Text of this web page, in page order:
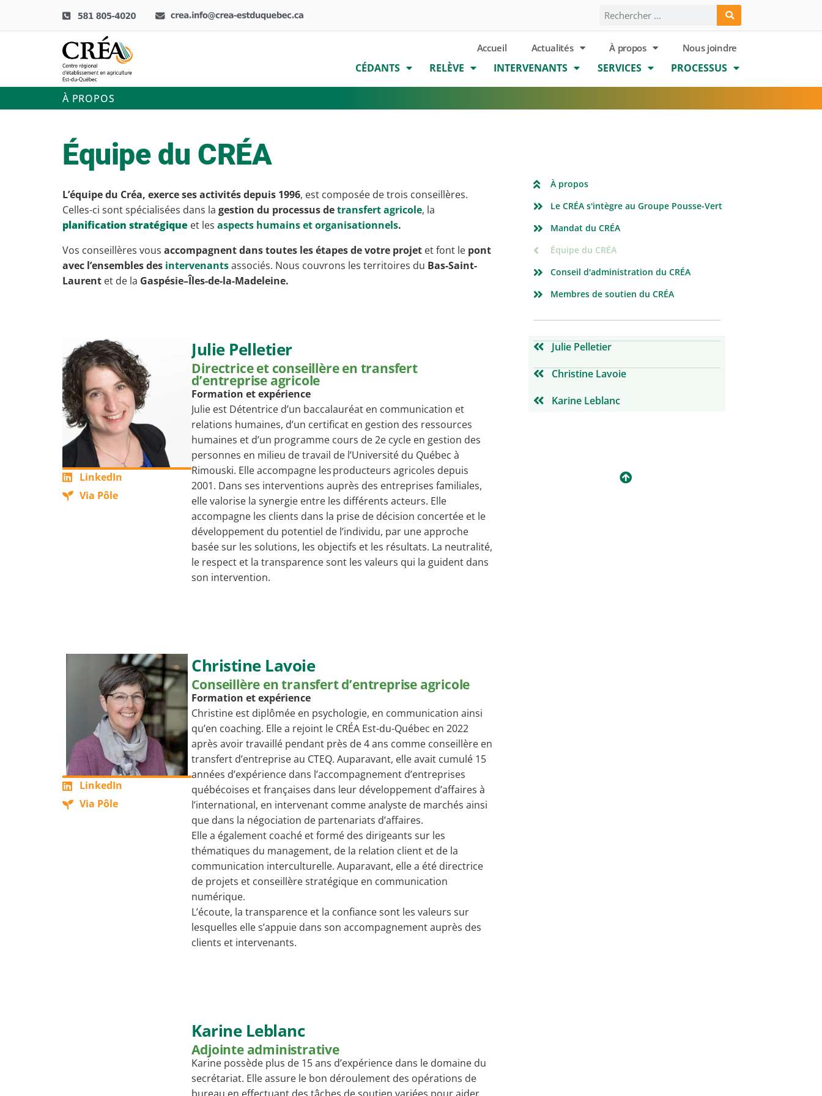
Accueil Actualités À propos Nous joindre
CÉDANTS RELÈVE INTERVENANTS SERVICES PROCESSUS
À PROPOS
Équipe du CRÉA
L’équipe du Créa, exerce ses activités depuis 1996, est composée de trois conseillères.
Celles-ci sont spécialisées dans la gestion du processus detransfert agricole, la
planification stratégique et les aspects humains et organisationnels.
Vos conseillères vous accompagnent dans toutes les étapes de votre projet et font le pont
avec l’ensembles des intervenantsassociés. Nous couvrons les territoires du Bas-Saint-
Laurent et de la Gaspésie–Îles-de-la-Madeleine.
Julie Pelletier
Directrice et conseillère en transfert
d’entreprise agricole
Formation et expérience
Julie est Détentrice d’un baccalauréat en communication et
relations humaines, d’un certificat en gestion des ressources
humaines et d’un programme cours de 2e cycle en gestion des
personnes en milieu de travail de l’Université du Québec à
Rimouski. Elle accompagne les producteurs agricoles depuis
2001. Dans ses interventions auprès des entreprises familiales,
elle valorise la synergie entre les différents acteurs. Elle
accompagne les clients dans la prise de décision concertée et le
développement du potentiel de l’individu, par une approche
basée sur les solutions, les objectifs et les résultats. La neutralité,
le respect et la transparence sont les valeurs qui la guident dans
son intervention.
LinkedIn
Via Pôle
Christine Lavoie
Conseillère en transfert d’entreprise agricole
Formation et expérience
Christine est diplômée en psychologie, en communication ainsi
qu’en coaching. Elle a rejoint le CRÉA Est-du-Québec en 2022
après avoir travaillé pendant près de 4 ans comme conseillère en
transfert d’entreprise au CTEQ. Auparavant, elle avait cumulé 15
années d’expérience dans l’accompagnement d’entreprises
québécoises et françaises dans leur développement d’affaires à
l’international, en intervenant comme analyste de marchés ainsi
que dans la négociation de partenariats d’affaires.
Elle a également coaché et formé des dirigeants sur les
thématiques du management, de la relation client et de la
communication interculturelle. Auparavant, elle a été directrice
de projets et conseillère stratégique en communication
numérique.
L’écoute, la transparence et la confiance sont les valeurs sur
lesquelles elle s’appuie dans son accompagnement auprès des
clients et intervenants.
LinkedIn
Via Pôle
Karine Leblanc
Adjointe administrative
Karine possède plus de 15 ans d’expérience dans le domaine du
secrétariat. Elle assure le bon déroulement des opérations de
À propos
Le CRÉA s'intègre au Groupe Pousse-Vert
Mandat du CRÉA
Équipe du CRÉA
Conseil d'administration du CRÉA
Membres de soutien du CRÉA
Julie Pelletier
Christine Lavoie
Karine Leblanc